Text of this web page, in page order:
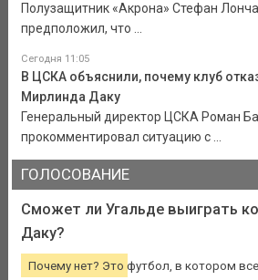
Полузащитник «Акрона» Стефан
предположил, что ...
Сегодня 11:05
В ЦСКА объяснили, почему клуб
Мирлинда Даку
Генеральный директор ЦСКА Роман
прокомментировал ситуацию с ...
ГОЛОСОВАНИЕ
Сможет ли Угальде выиграть
Даку?
Почему нет? Это футбол, в котором